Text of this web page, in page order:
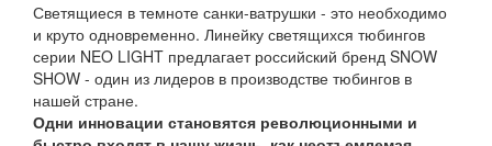
Светящиеся в темноте санки-ватрушки - это необходимо
и круто одновременно. Линейку светящихся тюбингов
серии NEO LIGHT предлагает российский бренд SNOW
SHOW - один из лидеров в производстве тюбингов в
нашей стране.
Одни инновации становятся революционными и